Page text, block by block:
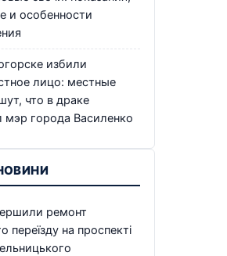
и особенности
избили
лицо: местные
что в драке
мэр города Василенко
ремонт
переїзду на проспекті